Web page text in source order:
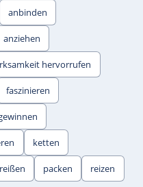
anbinden
anziehen
hervorrufen
faszinieren
ketten
packen reizen